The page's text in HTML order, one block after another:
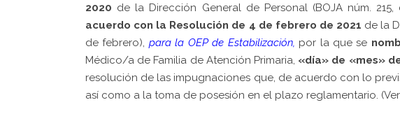
2020 de la Dirección General de Personal (BOJA núm.
acuerdo con la Resolución de 4 de febrero de 2021 de la
de febrero), para la OEP de Estabilización, por la que se
Médico/a de Familia de Atención Primaria, «día» de «mes»
resolución de las impugnaciones que, de acuerdo con lo
así como a la toma de posesión en el plazo reglamentario.